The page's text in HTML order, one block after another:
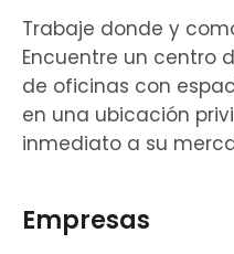
Trabaje donde y
Encuentre un centro
de oficinas con
en una ubicación
inmediato a su
Empresas